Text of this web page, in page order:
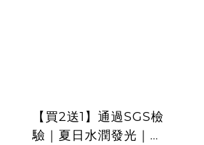
【買2送1】通過SGS檢
驗｜夏日水潤發光｜補